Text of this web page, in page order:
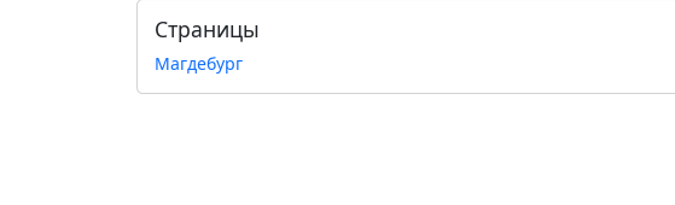
Страницы
Магдебург